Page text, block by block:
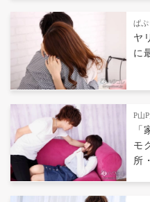
ぱぷ
ヤ
に
P山
「
モ
所